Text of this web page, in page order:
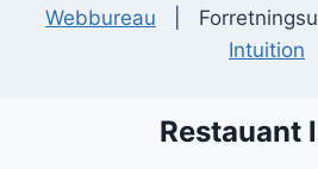
Webbureau |
Intuition
Restauant